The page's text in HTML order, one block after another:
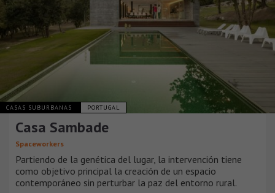
CASAS SUBURBANAS PORTUGAL
Casa Sambade
Spaceworkers
Partiendo de la genética del lugar, la intervención tiene
como objetivo principal la creación de un espacio
contemporáneo sin perturbar la paz del entorno rural.